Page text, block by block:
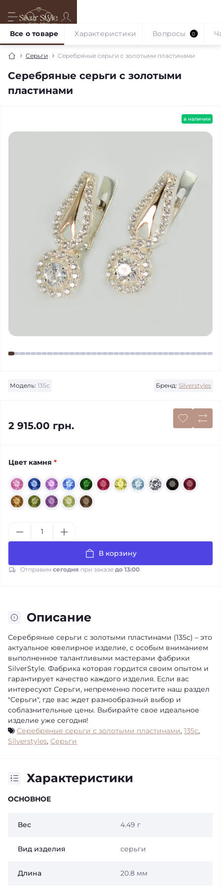
Серьги Серебряные серьги с золотыми пластинами
Серебряные серьги с золотыми
пластинами
Все о товаре Характеристики Вопросы 0
в наличии
Модель: 135с Бренд: Silverstyles
2 915.00 грн.
Цвет камня *
В корзину
Отправим сегодня при заказе до 13:00
Описание
Серебряные серьги с золотыми пластинами (135с) – это
актуальное ювелирное изделие, с особым вниманием
выполненное талантливыми мастерами фабрики
SilverStyle. Фабрика которая гордится своим опытом и
гарантирует качество каждого изделия. Если вас
интересуют Серьги, непременно посетите наш раздел
"Серьги", где вас ждет разнообразный выбор и
соблазнительные цены. Выбирайте свое идеальное
изделие уже сегодня!
Серебряные серьги с золотыми пластинами, 135с,
Silverstyles, Серьги
Характеристики
ОСНОВНОЕ
Вес 4.49 г
Вид изделия серьги
Длина 20.8 мм